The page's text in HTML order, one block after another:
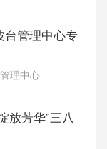
台管理中心专
理中心
放芳华”三八